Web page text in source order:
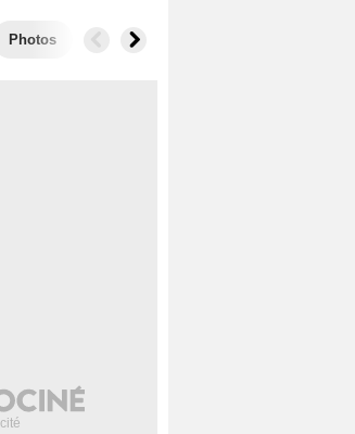
Photos Secrets de tournage